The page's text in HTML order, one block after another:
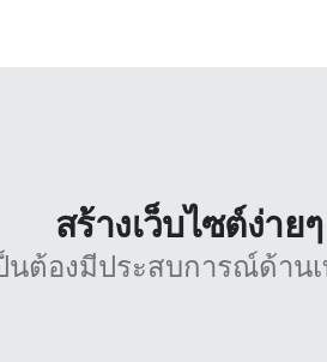
สร้างเว็บไซต์ง่า
นต้องมีประสบการณ์ด้าน